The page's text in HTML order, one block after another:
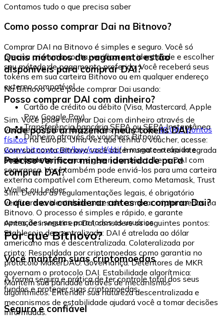
Contamos tudo o que precisa saber
Como posso comprar Dai na Bitnovo?
Comprar DAI na Bitnovo é simples e seguro. Você só
precisa criar uma conta, verificar sua identidade e escolher
seu método de pagamento preferido. Você receberá seus
tokens em sua carteira Bitnovo ou em qualquer endereço
externo compatível.
Quais métodos de pagamento estão
disponíveis para comprar DAI?
Na Bitnovo você pode comprar Dai usando:
Cartão de crédito ou débito (Visa, Mastercard, Apple
Pay, Google Pay)
Transferência bancária SEPA ou SEPA Instantânea
Dinheiro através de vouchers Bitnovo
Posso comprar DAI com dinheiro?
Sim. Você pode comprar Dai com dinheiro através de
vouchers Bitnovo, disponíveis em mais de40.000 pontos
físicosna Europa. Uma vez que tenha o voucher, acesse:
www.bitnovo.com/buy/cash/dai/e resgate-o rápida e
seguramente.
Onde posso armazenar meus tokens DAI?
Com sua conta Bitnovo você obtém uma carteira integrada
onde pode armazenar e gerenciar seus tokens DAI com
segurança. Você também pode enviá-los para uma carteira
externa compatível com Ethereum, como Metamask, Trust
Wallet ou Ledger.
Preciso verificar minha identidade para
comprar DAI?
Sim. Devido às regulamentações legais, é obrigatório
verificar sua identidade antes de comprar criptomoedas na
Bitnovo. O processo é simples e rápido, e garante
operações seguras para todos os usuários.
O que devo considerar antes de comprar Dai?
Antes de investir em Dai, considere os seguintes pontos:
Stablecoin descentralizada: DAI é atrelada ao dólar
americano mas é descentralizada. Colateralizada por
cripto: Respaldada por criptomoedas como garantia no
protocolo MakerDAO. Governança: Detentores de MKR
governam o protocolo DAI. Estabilidade algorítmica:
Mantém sua paridade através de mecanismos
algorítmicos. Entender sua natureza descentralizada e
mecanismos de estabilidade ajudará você a tomar decisões
informadas.
Por que Bitnovo?
Você mantém suas criptomoedas
A forma segura e prática de ter controle total dos seus
fundos e proteger suas criptomoedas.
Seguro e confiável